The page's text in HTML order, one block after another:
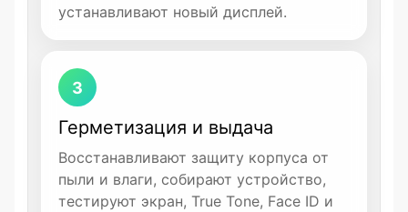
устанавливают новый дисплей.
3
Герметизация и выдача
Восстанавливают защиту корпуса от
пыли и влаги, собирают устройство,
тестируют экран, True Tone, Face ID и